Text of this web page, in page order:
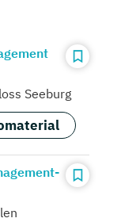
Seeburg